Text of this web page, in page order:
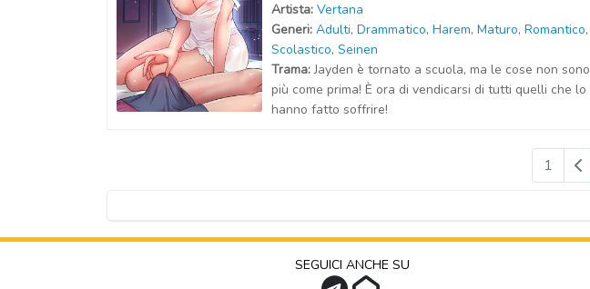
Artista: Vertana
Generi: Adulti, Drammatico, Harem, Maturo, Romantico,
Scolastico, Seinen
Trama:Jayden è tornato a scuola, ma le cose non sono
più come prima! È ora di vendicarsi di tutti quelli che lo
hanno fatto soffrire!
1
SEGUICI ANCHE SU